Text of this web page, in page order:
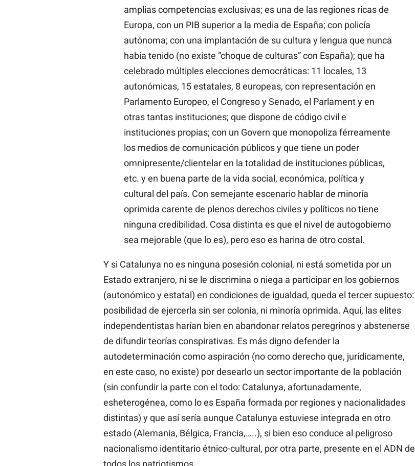
amplias competencias exclusivas; es una de las regiones ricas de
Europa, con un PIB superior a la media de España; con policía
autónoma; con una implantación de su cultura y lengua que nunca
había tenido (no existe “choque de culturas” con España); que ha
celebrado múltiples elecciones democráticas: 11 locales, 13
autonómicas, 15 estatales, 8 europeas, con representación en
Parlamento Europeo, el Congreso y Senado, el Parlament y en
otras tantas instituciones; que dispone de código civil e
instituciones propias; con un Govern que monopoliza férreamente
los medios de comunicación públicos y que tiene un poder
omnipresente/clientelar en la totalidad de instituciones públicas,
etc. y en buena parte de la vida social, económica, política y
cultural del país. Con semejante escenario hablar de minoría
oprimida carente de plenos derechos civiles y políticos no tiene
ninguna credibilidad. Cosa distinta es que el nivel de autogobierno
sea mejorable (que lo es), pero eso es harina de otro costal.
Y si Catalunya no es ninguna posesión colonial, ni está sometida por un
Estado extranjero, ni se le discrimina o niega a participar en los gobiernos
(autonómico y estatal) en condiciones de igualdad, queda el tercer supuesto:
posibilidad de ejercerla sin ser colonia, ni minoría oprimida. Aquí, las elites
independentistas harían bien en abandonar relatos peregrinos y abstenerse
de difundir teorías conspirativas. Es más digno defender la
autodeterminación como aspiración (no como derecho que, jurídicamente,
en este caso, no existe) por desearlo un sector importante de la población
(sin confundir la parte con el todo: Catalunya, afortunadamente,
esheterogénea, como lo es España formada por regiones y nacionalidades
distintas) y que así sería aunque Catalunya estuviese integrada en otro
estado (Alemania, Bélgica, Francia,…..), si bien eso conduce al peligroso
nacionalismo identitario étnico-cultural, por otra parte, presente en el ADN de
todos los patriotismos.